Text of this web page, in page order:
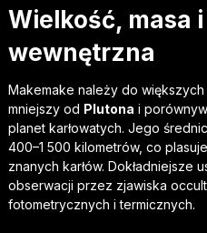
Wielkość, masa
wewnętrzna
Makemake należy do
mniejszy od Plutona i
planet karłowatych. Jego
400–1 500 kilometrów, co
znanych karłów. Dokładniejsze
obserwacji przez zjawiska
fotometrycznych i termicznych.